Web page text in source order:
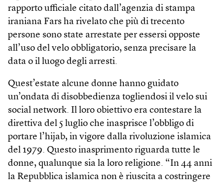
rapporto ufficiale citato dall’agenzia di stampa
iraniana Fars ha rivelato che più di trecento
persone sono state arrestate per essersi opposte
all’uso del velo obbligatorio, senza precisare la
data o il luogo degli arresti.
Quest’estate alcune donne hanno guidato
un’ondata di disobbedienza togliendosi il velo sui
social network. Il loro obiettivo era contestare la
direttiva del 5 luglio che inasprisce l’obbligo di
portare l’hijab, in vigore dalla rivoluzione islamica
del 1979. Questo inasprimento riguarda tutte le
donne, qualunque sia la loro religione. “In 44 anni
la Repubblica islamica non è riuscita a costringere